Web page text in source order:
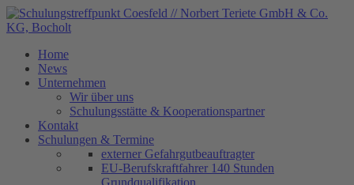
Home
News
Unternehmen
Wir über uns
Schulungsstätte & Kooperationspartner
Kontakt
Schulungen & Termine
externer Gefahrgutbeauftragter
EU-Berufskraftfahrer 140 Stunden
Grundqualifikation